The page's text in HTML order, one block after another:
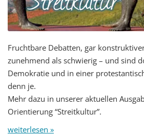
Fruchtbare Debatten, gar
zunehmend als schwierig – und sind
Demokratie und in einer
denn je.
Mehr dazu in unserer aktuellen
Orientierung “Streitkultur”.
weiterlesen »